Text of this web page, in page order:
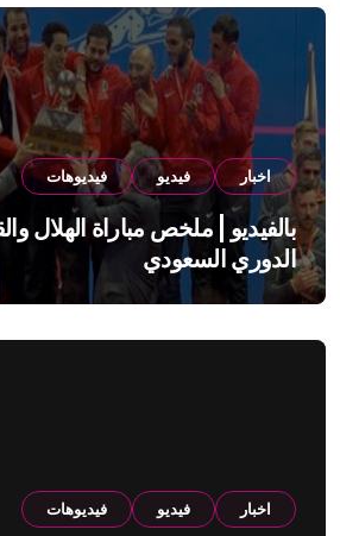
اخبار فيديو فيديوهات
الدوري السعودي
اخبار فيديو فيديوهات